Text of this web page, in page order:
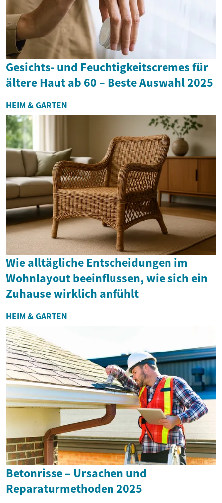
Gesichts- und Feuchtigkeitscremes für
ältere Haut ab 60 – Beste Auswahl 2025
HEIM & GARTEN
Wie alltägliche Entscheidungen im
Wohnlayout beeinflussen, wie sich ein
Zuhause wirklich anfühlt
HEIM & GARTEN
Betonrisse – Ursachen und
Reparaturmethoden 2025